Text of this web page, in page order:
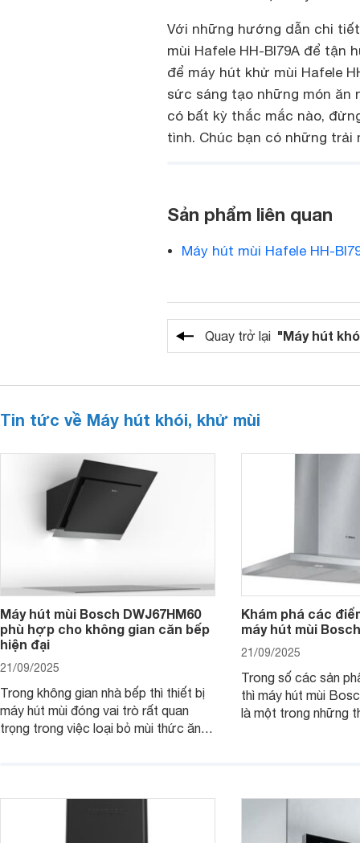
Với những hướng dẫn chi
mùi Hafele HH-BI79A để tận
để máy hút khử mùi Hafele
sức sáng tạo những món ăn
có bất kỳ thắc mắc nào,
tình. Chúc bạn có những
Sản phẩm liên quan
Máy hút mùi Hafele HH-
Quay trở lại "Máy hút
Tin tức về Máy hút khói, khử mùi
Máy hút mùi Bosch DWJ67HM60
phù hợp cho không gian căn bếp
hiện đại
21/09/2025
Trong không gian nhà bếp thì thiết bị
máy hút mùi đóng vai trò rất quan
trọng trong việc loại bỏ mùi thức ăn,
trong dòng máy hút mùi nhà Bosch là
sản phẩm máy hút mùi Bosch
Khám phá các
máy hút mùi
21/09/2025
Trong số các sản
thì máy hút mùi
là một trong những